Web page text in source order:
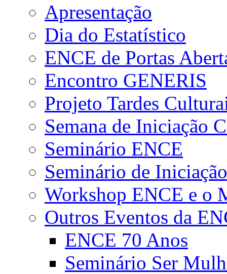
Apresentação
Dia do Estatístico
ENCE de Portas
Encontro GENERIS
Projeto Tardes
Semana de Iniciação
Seminário ENCE
Seminário de
Workshop ENCE e o
Outros Eventos da
ENCE 70 Anos
Seminário Ser